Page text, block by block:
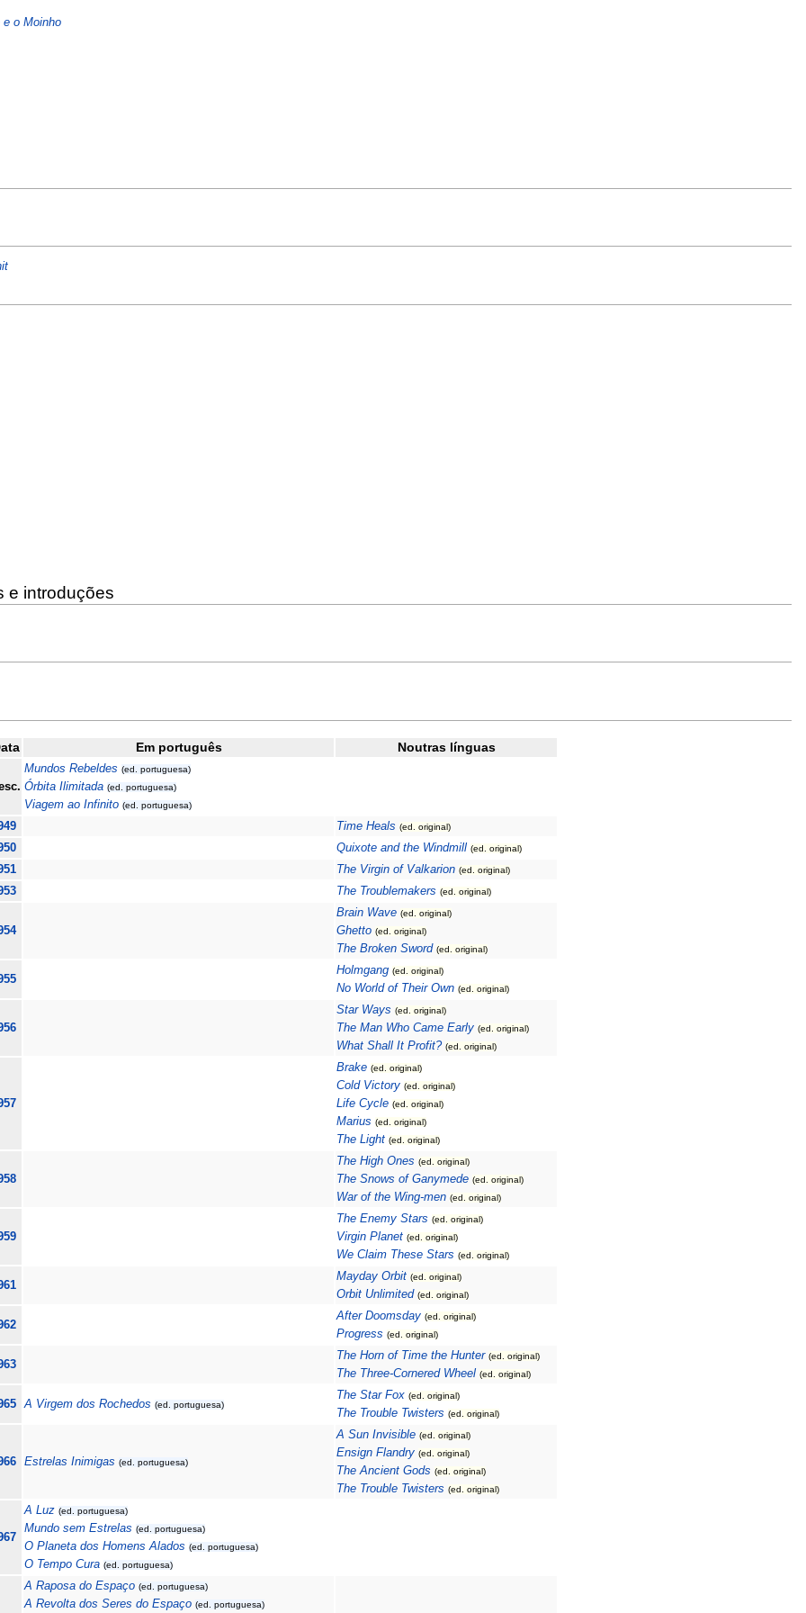
e o Moinho
e introduções
Em português Noutras línguas
Mundos Rebeldes (ed. portuguesa)
Órbita Ilimitada (ed. portuguesa)
Viagem ao Infinito (ed. portuguesa)
Time Heals (ed. original)
Quixote and the Windmill (ed. original)
The Virgin of Valkarion (ed. original)
The Troublemakers (ed. original)
Brain Wave (ed. original)
Ghetto (ed. original)
The Broken Sword (ed. original)
Holmgang (ed. original)
No World of Their Own (ed. original)
Star Ways (ed. original)
The Man Who Came Early (ed. original)
What Shall It Profit? (ed. original)
Brake (ed. original)
Cold Victory (ed. original)
Life Cycle (ed. original)
Marius (ed. original)
The Light (ed. original)
The High Ones (ed. original)
The Snows of Ganymede (ed. original)
War of the Wing-men (ed. original)
The Enemy Stars (ed. original)
Virgin Planet (ed. original)
We Claim These Stars (ed. original)
Mayday Orbit (ed. original)
Orbit Unlimited (ed. original)
After Doomsday (ed. original)
Progress (ed. original)
The Horn of Time the Hunter (ed. original)
The Three-Cornered Wheel (ed. original)
A Virgem dos Rochedos (ed. portuguesa)
The Star Fox (ed. original)
The Trouble Twisters (ed. original)
Estrelas Inimigas (ed. portuguesa)
A Sun Invisible (ed. original)
Ensign Flandry (ed. original)
The Ancient Gods (ed. original)
The Trouble Twisters (ed. original)
A Luz (ed. portuguesa)
Mundo sem Estrelas (ed. portuguesa)
O Planeta dos Homens Alados (ed. portuguesa)
O Tempo Cura (ed. portuguesa)
A Raposa do Espaço (ed. portuguesa)
A Revolta dos Seres do Espaço (ed. portuguesa)